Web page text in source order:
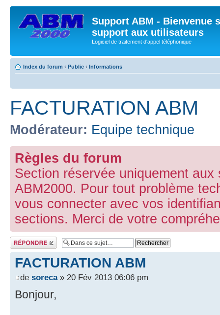
Support ABM - Bienvenue
support aux utilisateurs
Logiciel de traitement d'appel téléphonique
Index du forum ‹ Public ‹ Informations
FACTURATION ABM
Modérateur: Equipe technique
Règles du forum
Section réservée uniquement
ABM2000. Pour tout problème
vous connecter avec vos
sections. Merci de votre
Répondre
FACTURATION ABM
de soreca» 20 Fév 2013 06:06 pm
Bonjour,